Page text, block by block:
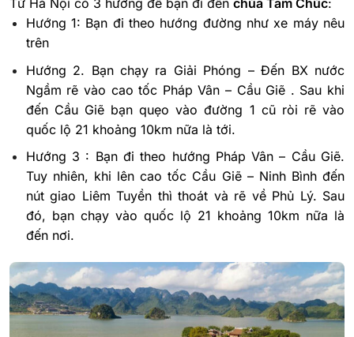
Từ Hà Nội có 3 hướng để bạn đi đến chùa Tam Chúc:
Hướng 1: Bạn đi theo hướng đường như xe máy nêu
trên
Hướng 2. Bạn chạy ra Giải Phóng – Đến BX nước
Ngầm rẽ vào cao tốc Pháp Vân – Cầu Giẽ . Sau khi
đến Cầu Giẽ bạn quẹo vào đường 1 cũ ròi rẽ vào
quốc lộ 21 khoảng 10km nữa là tới.
Hướng 3 : Bạn đi theo hướng Pháp Vân – Cầu Giẽ.
Tuy nhiên, khi lên cao tốc Cầu Giẽ – Ninh Bình đến
nút giao Liêm Tuyền thì thoát và rẽ về Phủ Lý. Sau
đó, bạn chạy vào quốc lộ 21 khoảng 10km nữa là
đến nơi.